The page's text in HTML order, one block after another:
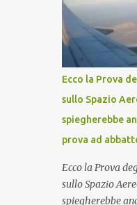
lo scopo della
tempo
del Capo, era
andava bene
Ambiente"!
Ecco la Prova
sullo Spazio
spiegherebbe
prova ad
Ecco la Prova
sullo Spazio
spiegherebbe